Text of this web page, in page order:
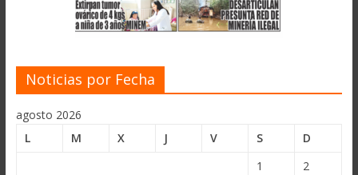
Noticias por Fecha
agosto 2026
L
M X J V S
D
1
2